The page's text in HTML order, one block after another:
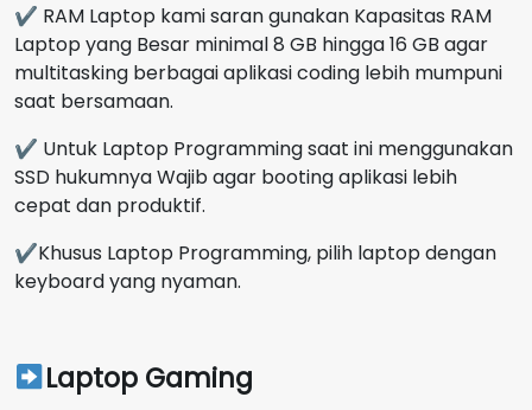
✔ RAM Laptop kami saran gunakan Kapasitas RAM
Laptop yang Besar minimal 8 GB hingga 16 GB agar
multitasking berbagai aplikasi coding lebih mumpuni
saat bersamaan.
✔ Untuk Laptop Programming saat ini menggunakan
SSD hukumnya Wajib agar booting aplikasi lebih
cepat dan produktif.
✔Khusus Laptop Programming, pilih laptop dengan
keyboard yang nyaman.
Laptop Gaming